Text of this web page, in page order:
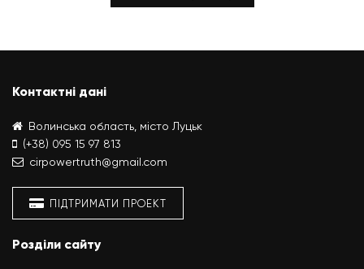
Контактні дані
Волинська область, місто Луцьк
(+38) 095 15 97 813
cirpowertruth@gmail.com
ПІДТРИМАТИ ПРОЕКТ
Розділи сайту